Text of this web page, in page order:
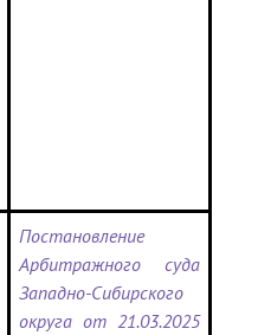
Постановление
Арбитражного суда
Западно-Сибирского
округа от 21.03.2025